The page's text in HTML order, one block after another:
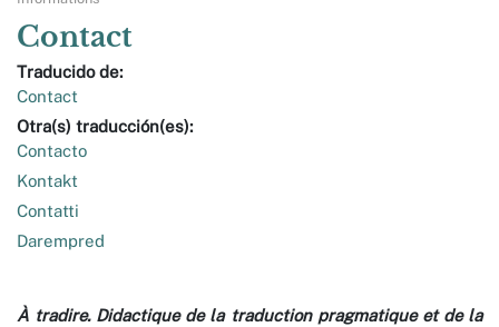
Contact
Traducido de:
Contact
Otra(s) traducción(es):
Contacto
Kontakt
Contatti
Darempred
À tradire. Didactique de la traduction pragmatique et de la